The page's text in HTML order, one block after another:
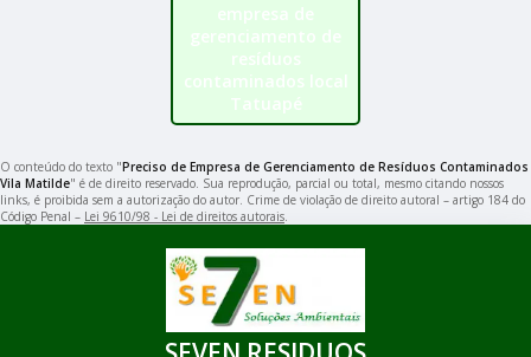
empresa de
gerenciamento de
resíduos
contaminados local
Tatuapé
O conteúdo do texto "Preciso de Empresa de Gerenciamento de Resíduos Contaminados
Vila Matilde" é de direito reservado. Sua reprodução, parcial ou total, mesmo citando nossos
links, é proibida sem a autorização do autor. Crime de violação de direito autoral – artigo 184 do
Código Penal – Lei 9610/98 - Lei de direitos autorais